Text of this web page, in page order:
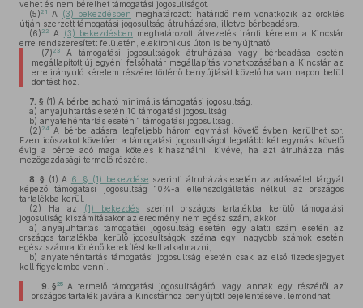
vehet és nem bérelhet támogatási jogosultságot.
(5) 21 A (3) bekezdésben meghatározott határidő nem vonatkozik az öröklés
útján szerzett támogatási jogosultság átruházásra, illetve bérbeadásra.
(6) 22 A (3) bekezdésben meghatározott átvezetés iránti kérelem a Kincstár
erre rendszeresített felületén, elektronikus úton is benyújtható.
(7) 23A támogatási jogosultságok átruházása vagy bérbeadása esetén
megállapított új egyéni felsőhatár megállapítás vonatkozásában a Kincstár az
erre irányuló kérelem részére történő benyújtását követő hatvan napon belül
döntést hoz.
7. § (1) A bérbe adható minimális támogatási jogosultság:
a) anyajuhtartás esetén 10 támogatási jogosultság,
b) anyatehéntartás esetén 1 támogatási jogosultság.
(2) 24 A bérbe adásra legfeljebb három egymást követő évben kerülhet sor.
Ezen időszakot követően a támogatási jogosultságot legalább két egymást követő
évig a bérbe adó maga köteles kihasználni, kivéve, ha azt átruházza más
mezőgazdasági termelő részére.
8. § (1) A 6. § (1) bekezdése szerinti átruházás esetén az adásvétel tárgyát
képező támogatási jogosultság 10%-a ellenszolgáltatás nélkül az országos
tartalékba kerül.
(2) Ha az (1) bekezdésszerint országos tartalékba kerülő támogatási
jogosultság kiszámításakor az eredmény nem egész szám, akkor
a) anyajuhtartás támogatási jogosultság esetén egy alatti szám esetén az
országos tartalékba kerülő jogosultságok száma egy, nagyobb számok esetén
egész számra történő kerekítést kell alkalmazni;
b) anyatehéntartás támogatási jogosultság esetén csak az első tizedesjegyet
kell figyelembe venni.
9. §25
A termelő támogatási jogosultságáról vagy annak egy részéről az
országos tartalék javára a Kincstárhoz benyújtott bejelentésével lemondhat.